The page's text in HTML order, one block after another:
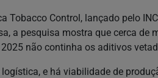
Tobacco Control, lançado pelo
a pesquisa mostra que cerca de
não continha os aditivos
e há viabilidade de